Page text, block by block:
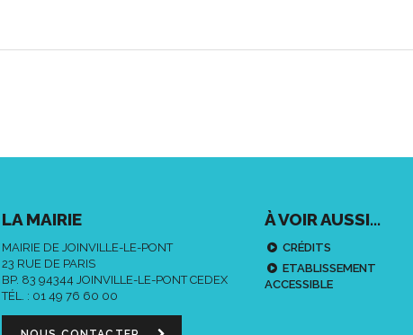
LA MAIRIE
MAIRIE DE JOINVILLE-LE-PONT
23 RUE DE PARIS
BP. 83 94344 JOINVILLE-LE-PONT CEDEX
TÉL. : 01 49 76 60 00
À VOIR AUSSI...
CRÉDITS
ETABLISSEMENT
ACCESSIBLE